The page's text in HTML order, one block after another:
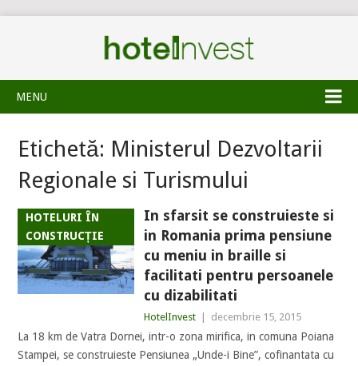
MENU
Etichetă: Ministerul Dezvoltarii
Regionale si Turismului
HOTELURI ÎN
CONSTRUCȚIE
In sfarsit se construieste si
in Romania prima pensiune
cu meniu in braille si
facilitati pentru persoanele
cu dizabilitati
HotelInvest decembrie 15, 2015
La 18 km de Vatra Dornei, intr-o zona mirifica, in comuna Poiana
Stampei, se construieste Pensiunea „Unde-i Bine”, cofinantata cu